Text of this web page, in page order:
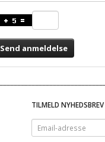
Send anmeldelse
TILMELD NYHEDSBREV
Email-
adresse